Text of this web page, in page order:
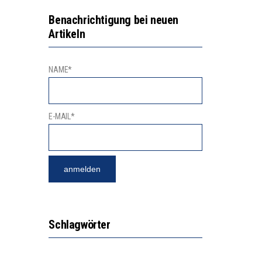
BRINGEN
Benachrichtigung bei neuen
Artikeln
NAME*
E-MAIL*
Schlagwörter